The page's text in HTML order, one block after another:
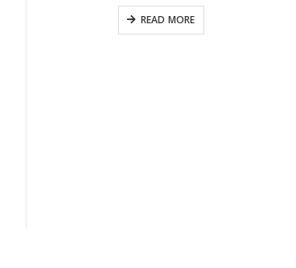
0sur 5
READ MORE